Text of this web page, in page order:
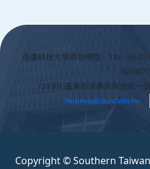
南臺科技大學商管學院 TEL: 06-
3010977
710301 臺南市永康區南台街一號
business@stust.edu.tw
Copyright © Southern